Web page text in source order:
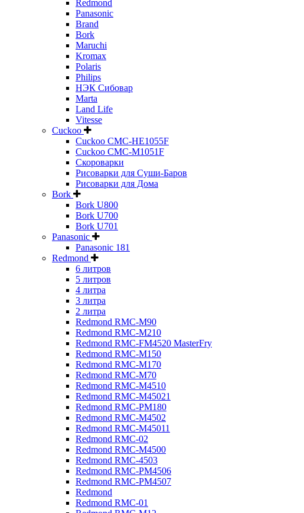
Redmond
Panasonic
Brand
Bork
Maruchi
Kromax
Polaris
Philips
НЭК Сибовар
Marta
Land Life
Vitesse
Cuckoo
Cuckoo CMC-HE1055F
Cuckoo CMC-M1051F
Скороварки
Рисоварки для Суши-Баров
Рисоварки для Дома
Bork
Bork U800
Bork U700
Bork U701
Panasonic
Panasonic 181
Redmond
6 литров
5 литров
4 литра
3 литра
2 литра
Redmond RMC-M90
Redmond RMC-M210
Redmond RMC-FM4520 MasterFry
Redmond RMC-M150
Redmond RMC-M170
Redmond RMC-M70
Redmond RMC-M4510
Redmond RMC-M45021
Redmond RMC-PM180
Redmond RMC-M4502
Redmond RMC-M45011
Redmond RMC-02
Redmond RMC-M4500
Redmond RMC-4503
Redmond RMC-PM4506
Redmond RMC-PM4507
Redmond
Redmond RMC-01